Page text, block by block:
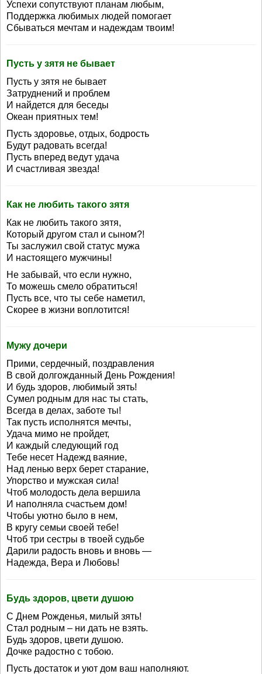
Успехи сопутствуют планам любым,
Поддержка любимых людей помогает
Сбываться мечтам и надеждам твоим!
Пусть у зятя не бывает
Пусть у зятя не бывает
Затруднений и проблем
И найдется для беседы
Океан приятных тем!
Пусть здоровье, отдых, бодрость
Будут радовать всегда!
Пусть вперед ведут удача
И счастливая звезда!
Как не любить такого зятя
Как не любить такого зятя,
Который другом стал и сыном?!
Ты заслужил свой статус мужа
И настоящего мужчины!
Не забывай, что если нужно,
То можешь смело обратиться!
Пусть все, что ты себе наметил,
Скорее в жизни воплотится!
Мужу дочери
Прими, сердечный, поздравления
В свой долгожданный День Рождения!
И будь здоров, любимый зять!
Сумел родным для нас ты стать,
Всегда в делах, заботе ты!
Так пусть исполнятся мечты,
Удача мимо не пройдет,
И каждый следующий год
Тебе несет Надежд ваяние,
Над ленью верх берет старание,
Упорство и мужская сила!
Чтоб молодость дела вершила
И наполняла счастьем дом!
Чтобы уютно было в нем,
В кругу семьи своей тебе!
Чтоб три сестры в твоей судьбе
Дарили радость вновь и вновь —
Надежда, Вера и Любовь!
Будь здоров, цвети душою
C Днем Рожденья, милый зять!
Стал родным – ни дать не взять.
Будь здоров, цвети душою.
Дочке радостно с тобою.
Пусть достаток и уют дом ваш наполняют.